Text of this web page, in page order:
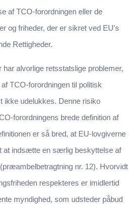
af TCO-forordningen eller de
og friheder, der er sikret ved EU's
Rettigheder.
alvorlige retsstatslige problemer,
TCO-forordningen til politisk
ikke udelukkes. Denne risiko
forordningens brede definition af
er så bred, at EU-lovgiverne
at indsætte en særlig beskyttelse af
nr. 12). Hvorvidt
respekteres er imidlertid
myndighed, som udsteder påbud